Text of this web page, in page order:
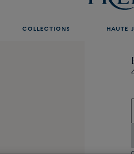
COLLECTIONS HAUTE